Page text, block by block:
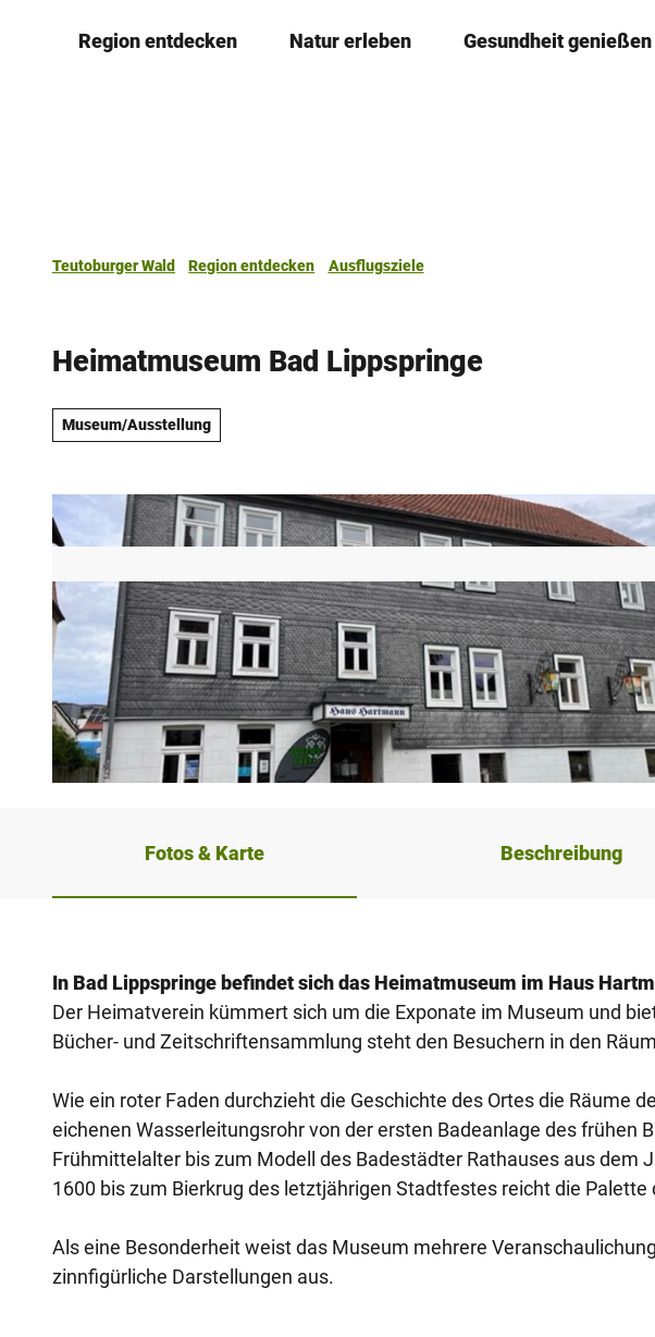
Region entdecken Natur erleben Gesundheit genießen
Teutoburger Wald Region entdecken
Ausflugsziele
Heimatmuseum Bad Lippspringe
Museum/Ausstellung
Fotos & Karte Beschreibung
In Bad Lippspringe befindet sich das Heimatmuseum im Haus
Der Heimatverein kümmert sich um die Exponate im Museum und
Bücher- und Zeitschriftensammlung steht den Besuchern in den
Wie ein roter Faden durchzieht die Geschichte des Ortes die Räume
eichenen Wasserleitungsrohr von der ersten Badeanlage des frühen
Frühmittelalter bis zum Modell des Badestädter Rathauses aus dem
1600 bis zum Bierkrug des letztjährigen Stadtfestes reicht die Palette
Als eine Besonderheit weist das Museum mehrere
zinnfigürliche Darstellungen aus.